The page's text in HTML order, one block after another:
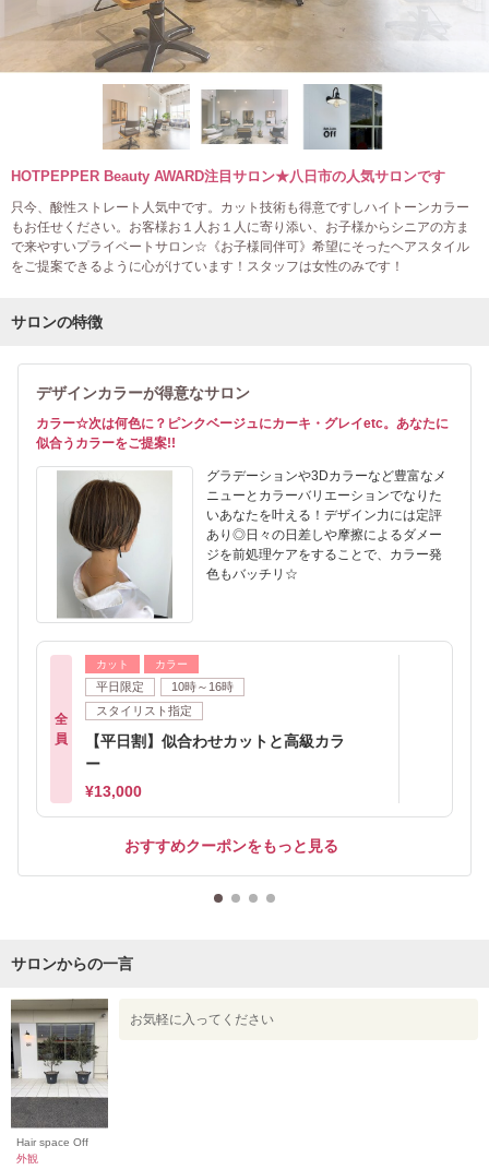
HOTPEPPER Beauty AWARD注目サロン★八日市の人気サロンです
只今、酸性ストレート人気中です。カット技術も得意ですしハイトーンカラー
もお任せください。お客様お１人お１人に寄り添い、お子様からシニアの方ま
で来やすいプライベートサロン☆《お子様同伴可》希望にそったヘアスタイル
をご提案できるように心がけています！スタッフは女性のみです！
サロンの特徴
デザインカラーが得意なサロン
カラー☆次は何色に？ピンクベージュにカーキ・グレイetc。あなたに
似合うカラーをご提案!!
グラデーションや3Dカラーなど豊富なメ
ニューとカラーバリエーションでなりた
いあなたを叶える！デザイン力には定評
あり◎日々の日差しや摩擦によるダメー
ジを前処理ケアをすることで、カラー発
色もバッチリ☆
全
員
カット カラー
平日限定
10時～16時
スタイリスト指定
【平日割】似合わせカットと高級カラ
ー
¥13,000
おすすめクーポンをもっと見る
サロンからの一言
Hair space Off
外観
お気軽に入ってください